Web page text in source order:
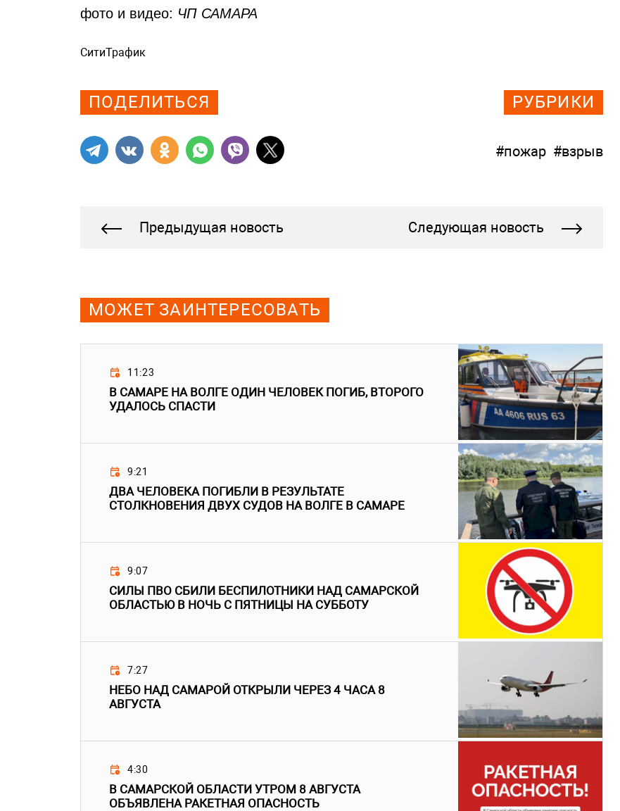
фото и видео: ЧП САМАРА
СитиТрафик
ПОДЕЛИТЬСЯ РУБРИКИ
#пожар #взрыв
Предыдущая новость Следующая новость
МОЖЕТ ЗАИНТЕРЕСОВАТЬ
11:23
В САМАРЕ НА ВОЛГЕ ОДИН ЧЕЛОВЕК ПОГИБ, ВТОРОГО
УДАЛОСЬ СПАСТИ
9:21
ДВА ЧЕЛОВЕКА ПОГИБЛИ В РЕЗУЛЬТАТЕ
СТОЛКНОВЕНИЯ ДВУХ СУДОВ НА ВОЛГЕ В САМАРЕ
9:07
СИЛЫ ПВО СБИЛИ БЕСПИЛОТНИКИ НАД САМАРСКОЙ
ОБЛАСТЬЮ В НОЧЬ С ПЯТНИЦЫ НА СУББОТУ
7:27
НЕБО НАД САМАРОЙ ОТКРЫЛИ ЧЕРЕЗ 4 ЧАСА 8
АВГУСТА
4:30
В САМАРСКОЙ ОБЛАСТИ УТРОМ 8 АВГУСТА
ОБЪЯВЛЕНА РАКЕТНАЯ ОПАСНОСТЬ